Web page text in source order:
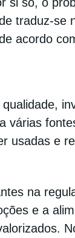
traduz-se
acordo
várias
usadas e
na
e a